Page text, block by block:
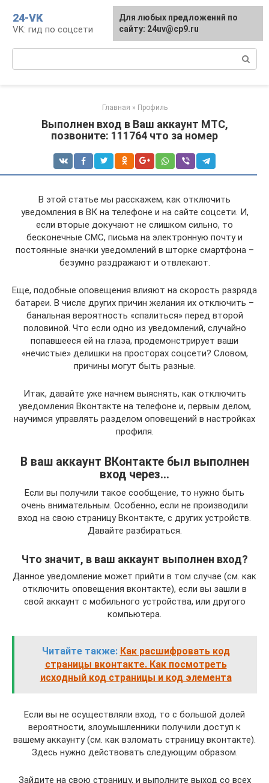
контенту
24-VK
VK: гид по соцсети
Главная » Профиль
Выполнен вход в Ваш аккаунт МТС,
позвоните: 111764 что за номер
В этой статье мы расскажем, как отключить
уведомления в ВК на телефоне и на сайте соцсети. И,
если вторые докучают не слишком сильно, то
бесконечные СМС, письма на электронную почту и
постоянные значки уведомлений в шторке смартфона –
безумно раздражают и отвлекают.
Еще, подобные оповещения влияют на скорость разряда
батареи. В числе других причин желания их отключить –
банальная вероятность «спалиться» перед второй
половиной. Что если одно из уведомлений, случайно
попавшееся ей на глаза, продемонстрирует ваши
«нечистые» делишки на просторах соцсети? Словом,
причины могут быть разные.
Итак, давайте уже начнем выяснять, как отключить
уведомления Вконтакте на телефоне и, первым делом,
научимся управлять разделом оповещений в настройках
профиля.
В ваш аккаунт ВКонтакте был выполнен
вход через…
Если вы получили такое сообщение, то нужно быть
очень внимательным. Особенно, если не производили
вход на свою страницу Вконтакте, с других устройств.
Давайте разбираться.
Что значит, в ваш аккаунт выполнен вход?
Данное уведомление может прийти в том случае (см. как
отключить оповещения вконтакте), если вы зашли в
свой аккаунт с мобильного устройства, или другого
компьютера.
Читайте также: Как расшифровать код
страницы вконтакте. Как посмотреть
исходный код страницы и код элемента
Если вы не осуществляли вход, то с большой долей
вероятности, злоумышленники получили доступ к
вашему аккаунту (см. как взломать страницу вконтакте).
Здесь нужно действовать следующим образом.
Зайдите на свою страницу, и выполните выход со всех
Для любых предложений по
сайту: 24uv@cp9.ru